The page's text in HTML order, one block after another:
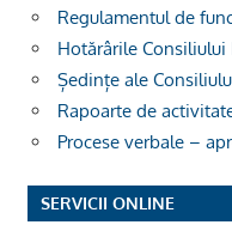
Regulamentul de
Hotărârile Consiliului
Ședințe ale
Rapoarte de
Procese verbale –
SERVICII ONLINE